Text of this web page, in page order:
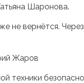
Шаронова.
не вернётся.
Жаров
техники